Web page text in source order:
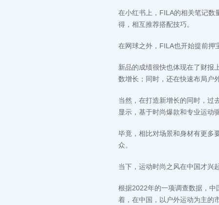
在小红书上，FILA的相关笔记数
得，相互推荐搭配技巧。
在网球之外，FILA也开始提前押
新品的成绩很快也体现在了财报
数增长；同时，还在快速布局户
当然，在打造新增长的同时，过
显示，基于时尚爆款和专业运动
毕竟，相比对场景和身材有更多
众。
当下，运动时尚之风在中国才兴
根据2022年的一项调查数据，
着，在中国，以户外运动为主的